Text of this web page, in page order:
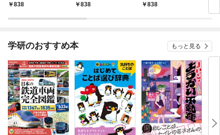
838
838
838
学研のおすすめ本 もっと見る